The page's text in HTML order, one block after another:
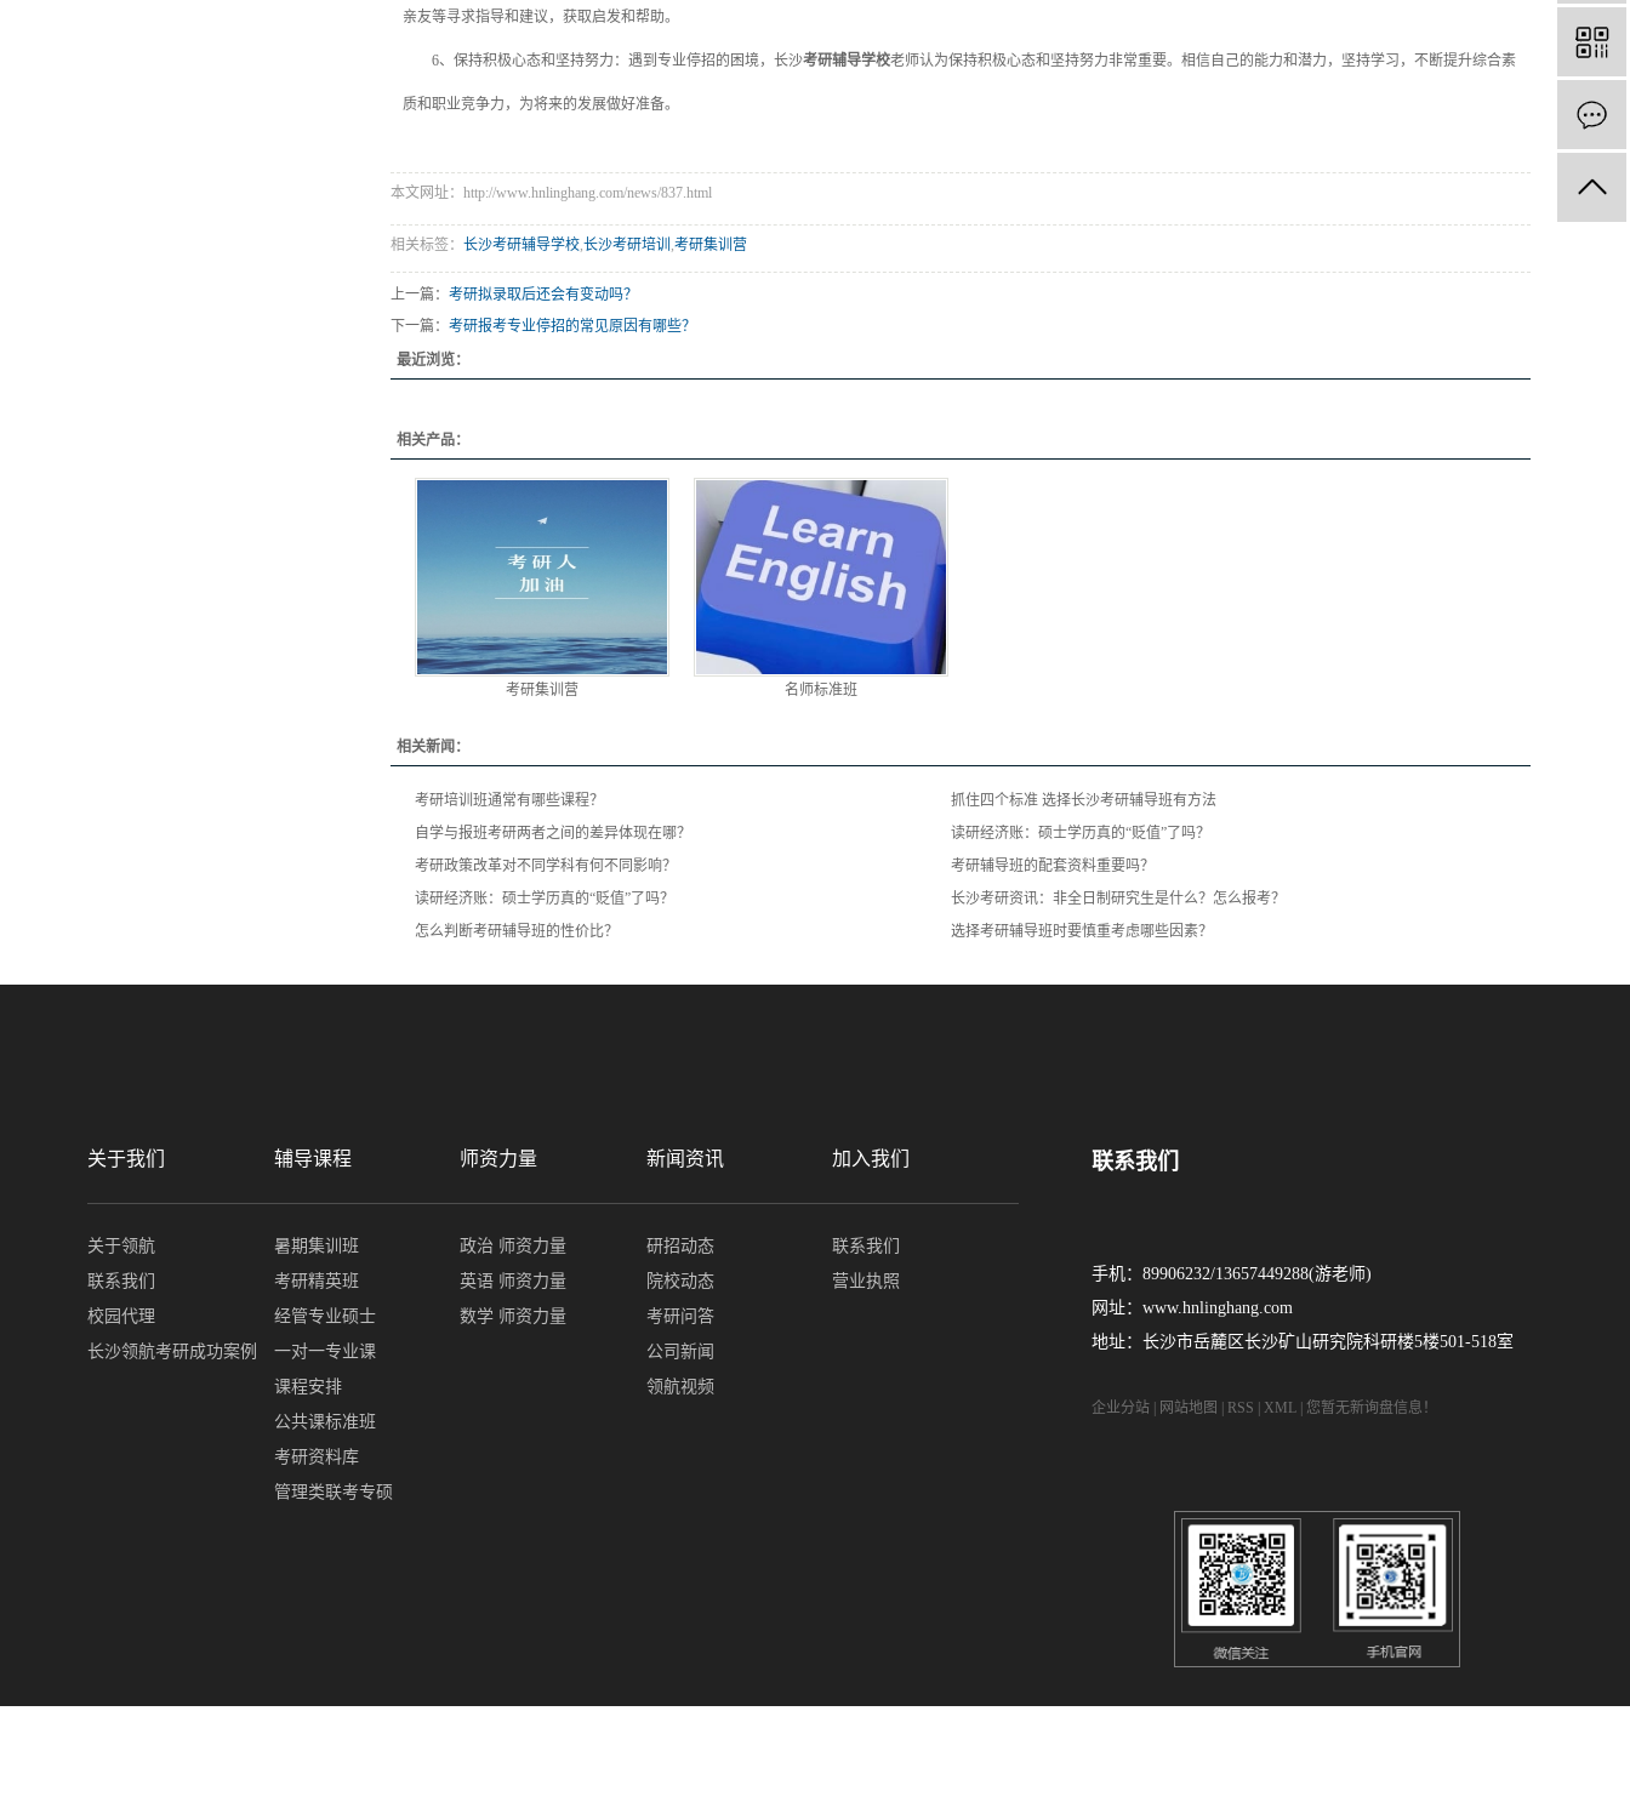
亲友等寻求指导和建议，获取启发和帮助。
6、保持积极心态和坚持努力：遇到专业停招的困境，长沙考研辅导学校老师认为保持积极心态和坚持努力非常重要。相信自己的能力和潜力，坚持学习，不断提升综合素
质和职业竞争力，为将来的发展做好准备。
本文网址：http://www.hnlinghang.com/news/837.html
相关标签： 长沙考研辅导学校,长沙考研培训 ,考研集训营
上一篇： 考研拟录取后还会有变动吗？
下一篇： 考研报考专业停招的常见原因有哪些？
最近浏览：
相关产品：
考研集训营 名师标准班
相关新闻：
考研培训班通常有哪些课程？
抓住四个标准 选择长沙考研辅导班有方法
自学与报班考研两者之间的差异体现在哪？
读研经济账：硕士学历真的“贬值”了吗？
考研政策改革对不同学科有何不同影响？
考研辅导班的配套资料重要吗？
读研经济账：硕士学历真的“贬值”了吗？
长沙考研资讯：非全日制研究生是什么？怎么报考？
怎么判断考研辅导班的性价比？
选择考研辅导班时要慎重考虑哪些因素？
关于我们
关于领航
联系我们
校园代理
长沙领航考研成功案例
辅导课程
暑期集训班
考研精英班
经管专业硕士
一对一专业课
课程安排
公共课标准班
考研资料库
管理类联考专硕
师资力量
政治 师资力量
英语 师资力量
数学 师资力量
新闻资讯
研招动态
院校动态
考研问答
公司新闻
领航视频
加入我们
联系我们
营业执照
联系我们
手机：89906232/13657449288(游老师)
网址：www.hnlinghang.com
地址：长沙市岳麓区长沙矿山研究院科研楼5楼501-518室
企业分站 | 网站地图 | RSS | XML | 您暂无新询盘信息！